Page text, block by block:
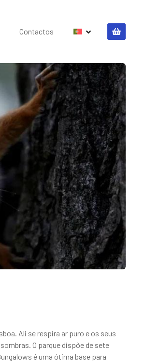
Contactos
Ali se respira ar puro e os seus
O parque dispõe de sete
é uma ótima base para